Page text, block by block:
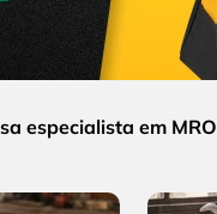
especialista em MRO